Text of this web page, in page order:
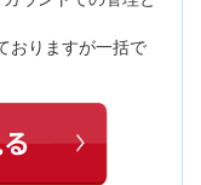
おりますが一括で